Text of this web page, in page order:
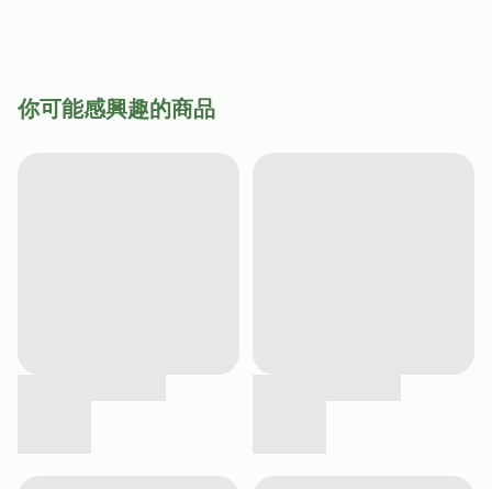
你可能感興趣的商品